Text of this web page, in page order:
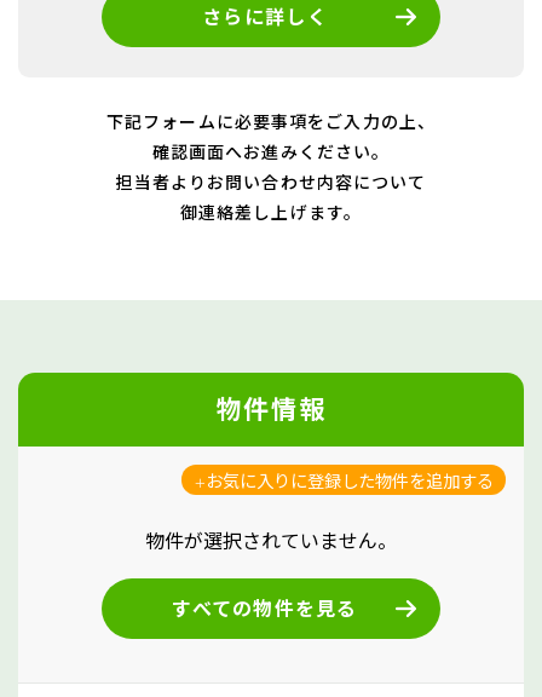
さらに詳しく
下記フォームに必要事項をご入力の上、
確認画面へお進みください。
担当者よりお問い合わせ内容について
御連絡差し上げます。
物件情報
お気に入りに登録した物件を追加する
物件が選択されていません。
すべての物件を見る